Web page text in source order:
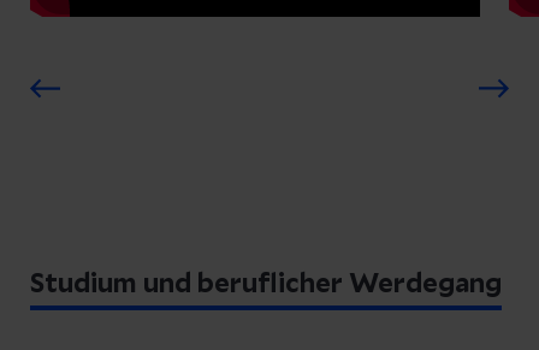
Studium und beruflicher Werdegang